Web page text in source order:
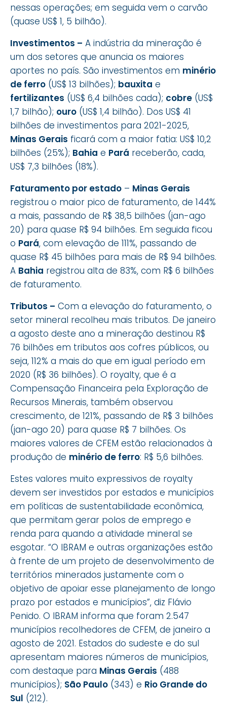
nessas operações; em seguida vem o carvão
(quase US$ 1, 5 bilhão).
Investimentos – A indústria da mineração é
um dos setores que anuncia os maiores
aportes no país. São investimentos em minério
de ferro (US$ 13 bilhões); bauxita e
fertilizantes (US$ 6,4 bilhões cada); cobre (US$
1,7 bilhão); ouro (US$ 1,4 bilhão). Dos US$ 41
bilhões de investimentos para 2021-2025,
Minas Gerais ficará com a maior fatia: US$ 10,2
bilhões (25%); Bahia e Pará receberão, cada,
US$ 7,3 bilhões (18%).
Faturamento por estado – Minas Gerais
registrou o maior pico de faturamento, de 144%
a mais, passando de R$ 38,5 bilhões (jan-ago
20) para quase R$ 94 bilhões. Em seguida ficou
o Pará, com elevação de 111%, passando de
quase R$ 45 bilhões para mais de R$ 94 bilhões.
A Bahia registrou alta de 83%, com R$ 6 bilhões
de faturamento.
Tributos – Com a elevação do faturamento, o
setor mineral recolheu mais tributos. De janeiro
a agosto deste ano a mineração destinou R$
76 bilhões em tributos aos cofres públicos, ou
seja, 112% a mais do que em igual período em
2020 (R$ 36 bilhões). O royalty, que é a
Compensação Financeira pela Exploração de
Recursos Minerais, também observou
crescimento, de 121%, passando de R$ 3 bilhões
(jan-ago 20) para quase R$ 7 bilhões. Os
maiores valores de CFEM estão relacionados à
produção de minério de ferro: R$ 5,6 bilhões.
Estes valores muito expressivos de royalty
devem ser investidos por estados e municípios
em políticas de sustentabilidade econômica,
que permitam gerar polos de emprego e
renda para quando a atividade mineral se
esgotar. “O IBRAM e outras organizações estão
à frente de um projeto de desenvolvimento de
territórios minerados justamente com o
objetivo de apoiar esse planejamento de longo
prazo por estados e municípios”, diz Flávio
Penido. O IBRAM informa que foram 2.547
municípios recolhedores de CFEM, de janeiro a
agosto de 2021. Estados do sudeste e do sul
apresentam maiores números de municípios,
com destaque para Minas Gerais (488
municípios); São Paulo (343) e Rio Grande do
Sul (212).